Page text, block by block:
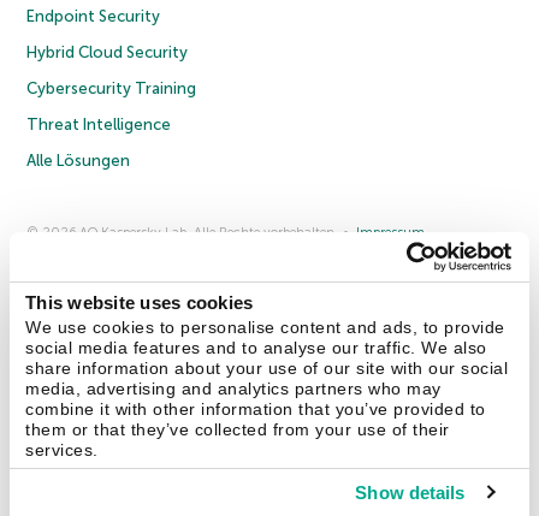
This website uses cookies
We use cookies to personalise content and ads, to provide
social media features and to analyse our traffic. We also
share information about your use of our site with our social
media, advertising and analytics partners who may
combine it with other information that you’ve provided to
them or that they’ve collected from your use of their
services.
Show details
Endpoint Security
Hybrid Cloud Security
Cybersecurity Training
Threat Intelligence
Alle Lösungen
© 2026 AO Kaspersky Lab. Alle Rechte vorbehalten.
Impressum
Lizenzvereinbarung B2B
Anmeldung zum Newsletter für B2B-Vertriebspartner
Kontakt Über uns Partner Blog
Weitere Informationen
Pressemitteilungen
Securelist Eugene Personal Blog Enzyklopädie